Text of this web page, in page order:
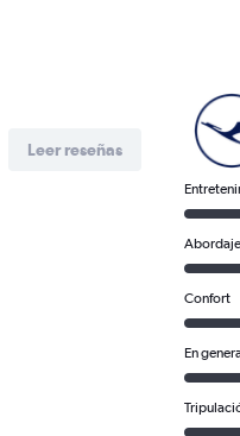
Leer reseñas
Abordaje
Confort
En